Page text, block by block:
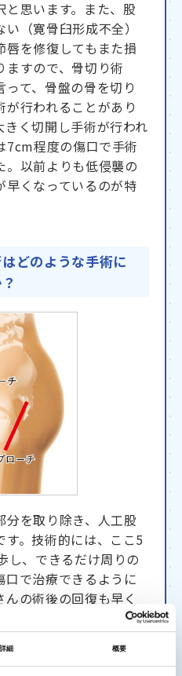
詳細 概要
思います。また、股
（寛骨臼形成不全）
を修復してもまた損
すので、骨切り術
って、骨盤の骨を切り
行われることがあり
きく切開し手術が行われ
7cm程度の傷口で手術
。以前よりも低侵襲の
早くなっているのが特
どのような手術に
分を取り除き、人工股
。技術的には、ここ5
し、できるだけ周りの
で治療できるように
の術後の回復も早く
節自体の性能が上がっ
になり、少し前まで
この手術はお勧めでき